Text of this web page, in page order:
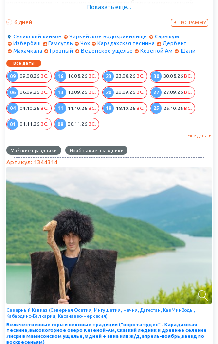
Показать еще...
6 дней В ПРОГРАММУ
Сулакский каньон Чиркейское водохранилище
Сарыкум
Избербаш
Гамсутль Чох Карадахская теснина
Дербент
Махачкала
Грозный Веденское ущелье Кезеной-Ам Шали
Все даты
09 09.08.26 ВС. 16 16.08.26 ВС. 23 23.08.26 ВС. 30 30.08.26 ВС.
06 06.09.26 ВС. 13 13.09.26 ВС. 20 20.09.26 ВС. 27 27.09.26 ВС.
04 04.10.26 ВС. 11 11.10.26 ВС. 18 18.10.26 ВС. 25 25.10.26 ВС.
01 01.11.26 ВС. 08 08.11.26 ВС.
Ещё даты ▼
Майские праздники Ноябрьские праздники
Артикул: 1344314
Северный Кавказ (Северная Осетия, Ингушетия, Чечня, Дагестан, КавМинВоды,
Кабардино-Балкария, Карачаево-Черкесия)
Величественные горы и вековые традиции ("ворота чудес" - Карадахская
теснина, высокогорное озеро Кезеной-Ам, Сказкий ледник и древнее селение
Лисри в Мамисонском ущелье, 8 дней + авиа или ж/д, апрель-ноябрь, заезд по
воскресеньям)